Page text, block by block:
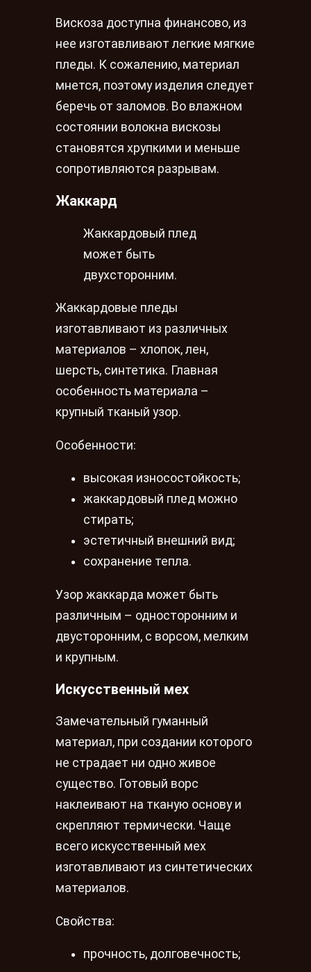
Вискоза доступна финансово, из
нее изготавливают легкие мягкие
пледы. К сожалению, материал
мнется, поэтому изделия следует
беречь от заломов. Во влажном
состоянии волокна вискозы
становятся хрупкими и меньше
сопротивляются разрывам.
Жаккард
Жаккардовый плед
может быть
двухсторонним.
Жаккардовые пледы
изготавливают из различных
материалов – хлопок, лен,
шерсть, синтетика. Главная
особенность материала –
крупный тканый узор.
Особенности:
высокая износостойкость;
жаккардовый плед можно
стирать;
эстетичный внешний вид;
сохранение тепла.
Узор жаккарда может быть
различным – односторонним и
двусторонним, с ворсом, мелким
и крупным.
Искусственный мех
Замечательный гуманный
материал, при создании которого
не страдает ни одно живое
существо. Готовый ворс
наклеивают на тканую основу и
скрепляют термически. Чаще
всего искусственный мех
изготавливают из синтетических
материалов.
Свойства:
прочность, долговечность;